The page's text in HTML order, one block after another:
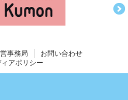
事務局
お問い合わせ
アポリシー